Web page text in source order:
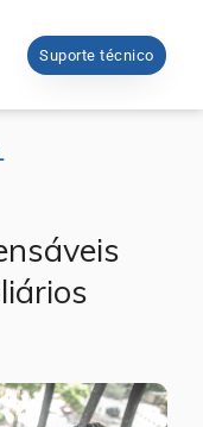
Suporte técnico